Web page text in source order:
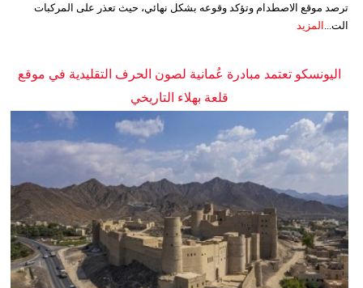
ترصد موقع الاصطدام وتؤكد وقوعه بشكل نهائي، حيث تعذر على المركبات
الت...
المزيد
اليونسكو تعتمد مبادرة عُمانية لصون الحرف التقليدية في موقع
قلعة بهلاء التاريخي